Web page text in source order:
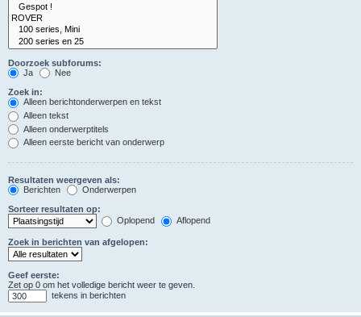
Doorzoek subforums:
Ja
Nee
Zoek in:
Alleen berichtonderwerpen en tekst
Alleen tekst
Alleen onderwerptitels
Alleen eerste bericht van onderwerp
Resultaten weergeven als:
Berichten
Onderwerpen
Sorteer resultaten op:
Oplopend
Aflopend
Zoek in berichten van afgelopen:
Geef eerste:
Zet op 0 om het volledige bericht weer te geven.
tekens in berichten